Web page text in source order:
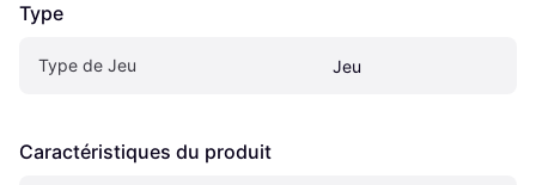
Type
Type de Jeu Jeu
Caractéristiques du produit